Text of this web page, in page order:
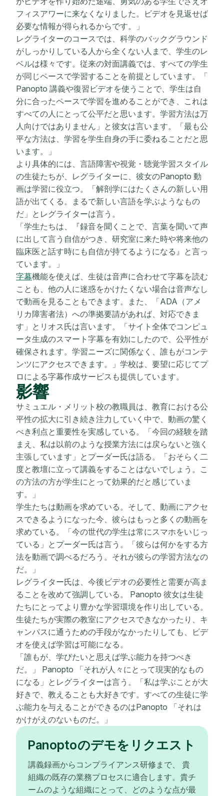
フィスアワーに来なくなりました。ビデオを見返せば
必要な情報が得られるからです。」
レグライターのコースでは、科学のバックグラウンド
がしっかりしている人から全くない人まで、学生のレ
ベルは様々です。従来の対面講義では、すべての学生
が同じペースで学習することを前提としています。「
Panopto 講義や復習ビデオを使うことで、学生は自
分に合ったペースで学習を進めることができ、これは
すべての人にとって公平だと思います。学習方法は万
人向けではありません」と彼女は言います。「最も公
平な方法は、学習を学生自身の手に委ねることだと思
います。」
より具体的には、言語障害や視覚・聴覚学習スタイル
の生徒たちが、レグライターに、彼女のPanopto 動
画は学習に役立つ。「解剖学にはたくさんの新しい用
語が出てくる。まるで新しい言語を学ぶようなもの
だ」とレグライターは言う。
「学生たちは、『録音を聞くことで、言葉を聞いて声
に出して言う自信がつき、研究室に来た時や将来他の
臨床医と話す時にも自信が持てるようになる』と言っ
ています。」
字幕機能を使えば、生徒は音声に合わせて字幕を読む
ことも、他の人に迷惑をかけたくない場合は音声なし
で動画を見ることもできます。また、「ADA（アメ
リカ障害者法）への準拠要請があれば、対応できま
す」とリオス氏は言います。「サイト全体でコンピュ
ータ生成のスマート字幕を有効にしたので、公平性が
確保されます。学習ニーズに関係なく、誰もがコンテ
ンツにアクセスできます。」学校は、要望に応じてプ
ロによる字幕作成サービスも提供しています。
影響
サミュエル・メリット校の教職員は、教育における公
平性の拡大に引き続き注力していく中で、動画の驚く
べき利点と重要性を実感している。「今回の経験を踏
まえ、私は以前のような授業方法には戻らないと強く
主張しています」とプーダー氏は語る。「おそらく二
度と教壇に立って講義をすることはないでしょう。こ
の方法の方が学生にとって効果的だと感じていま
す。」
学生たちは動画を求めている。そして、動画にアクセ
スできるようになった今、彼らはもっと多くの動画を
求めている。「今の世代の学生は常にスマホをいじっ
ている」とプーダー氏は言う。「彼らは何かをする方
法を動画で調べるだろう。それが彼らの学習方法なの
だ。」
レグライター氏は、今後ビデオの必要性と需要が高ま
ることを改めて強調している。 Panopto 彼女は生徒
たちにとってより豊かな学習環境を作り出している。
生徒たちが実際の教室にアクセスできなかったり、キ
ャンパスに通うための手段がなかったりしても、ビデ
オを使えば学習は可能になる。
「誰もが、学びたいと思えば学ぶ能力を持つべき
だ。」 Panopto 「それが人々にとって現実的なもの
になる」とレグライターは言う。「私は学ぶことが大
好きで、教えることも大好きです。すべての生徒に学
ぶ能力を与えることができるのはPanopto 「それは
かけがえのないものだ。」
Panoptoのデモをリクエスト
講義録画からコンプライアンス研修まで、 貴
組織の既存の業務プロセスに適合します。貴チ
ームのような組織にとって、どのような点が最